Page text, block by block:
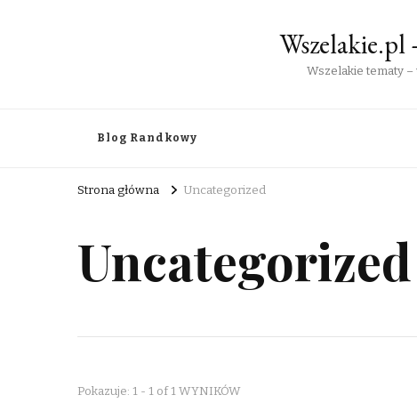
Wszelakie.pl
Wszelakie tematy
Blog Randkowy
Strona główna Uncategorized
Uncategorized
Pokazuje: 1 - 1 of 1 WYNIKÓW